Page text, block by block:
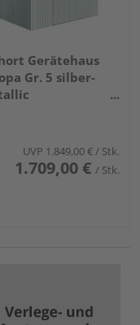
Gerätehaus
Gr. 5 silber-
UVP 1.849,00 €/ Stk.
1.709,00 € / Stk.